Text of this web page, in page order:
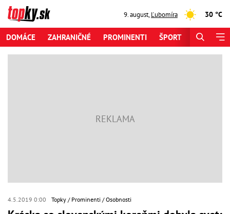
9. august,Ľubomíra 30 °C
DOMÁCE ZAHRANIČNÉ PROMINENTI ŠPORT
4.5.2019 0:00 Topky Prominenti Osobnosti